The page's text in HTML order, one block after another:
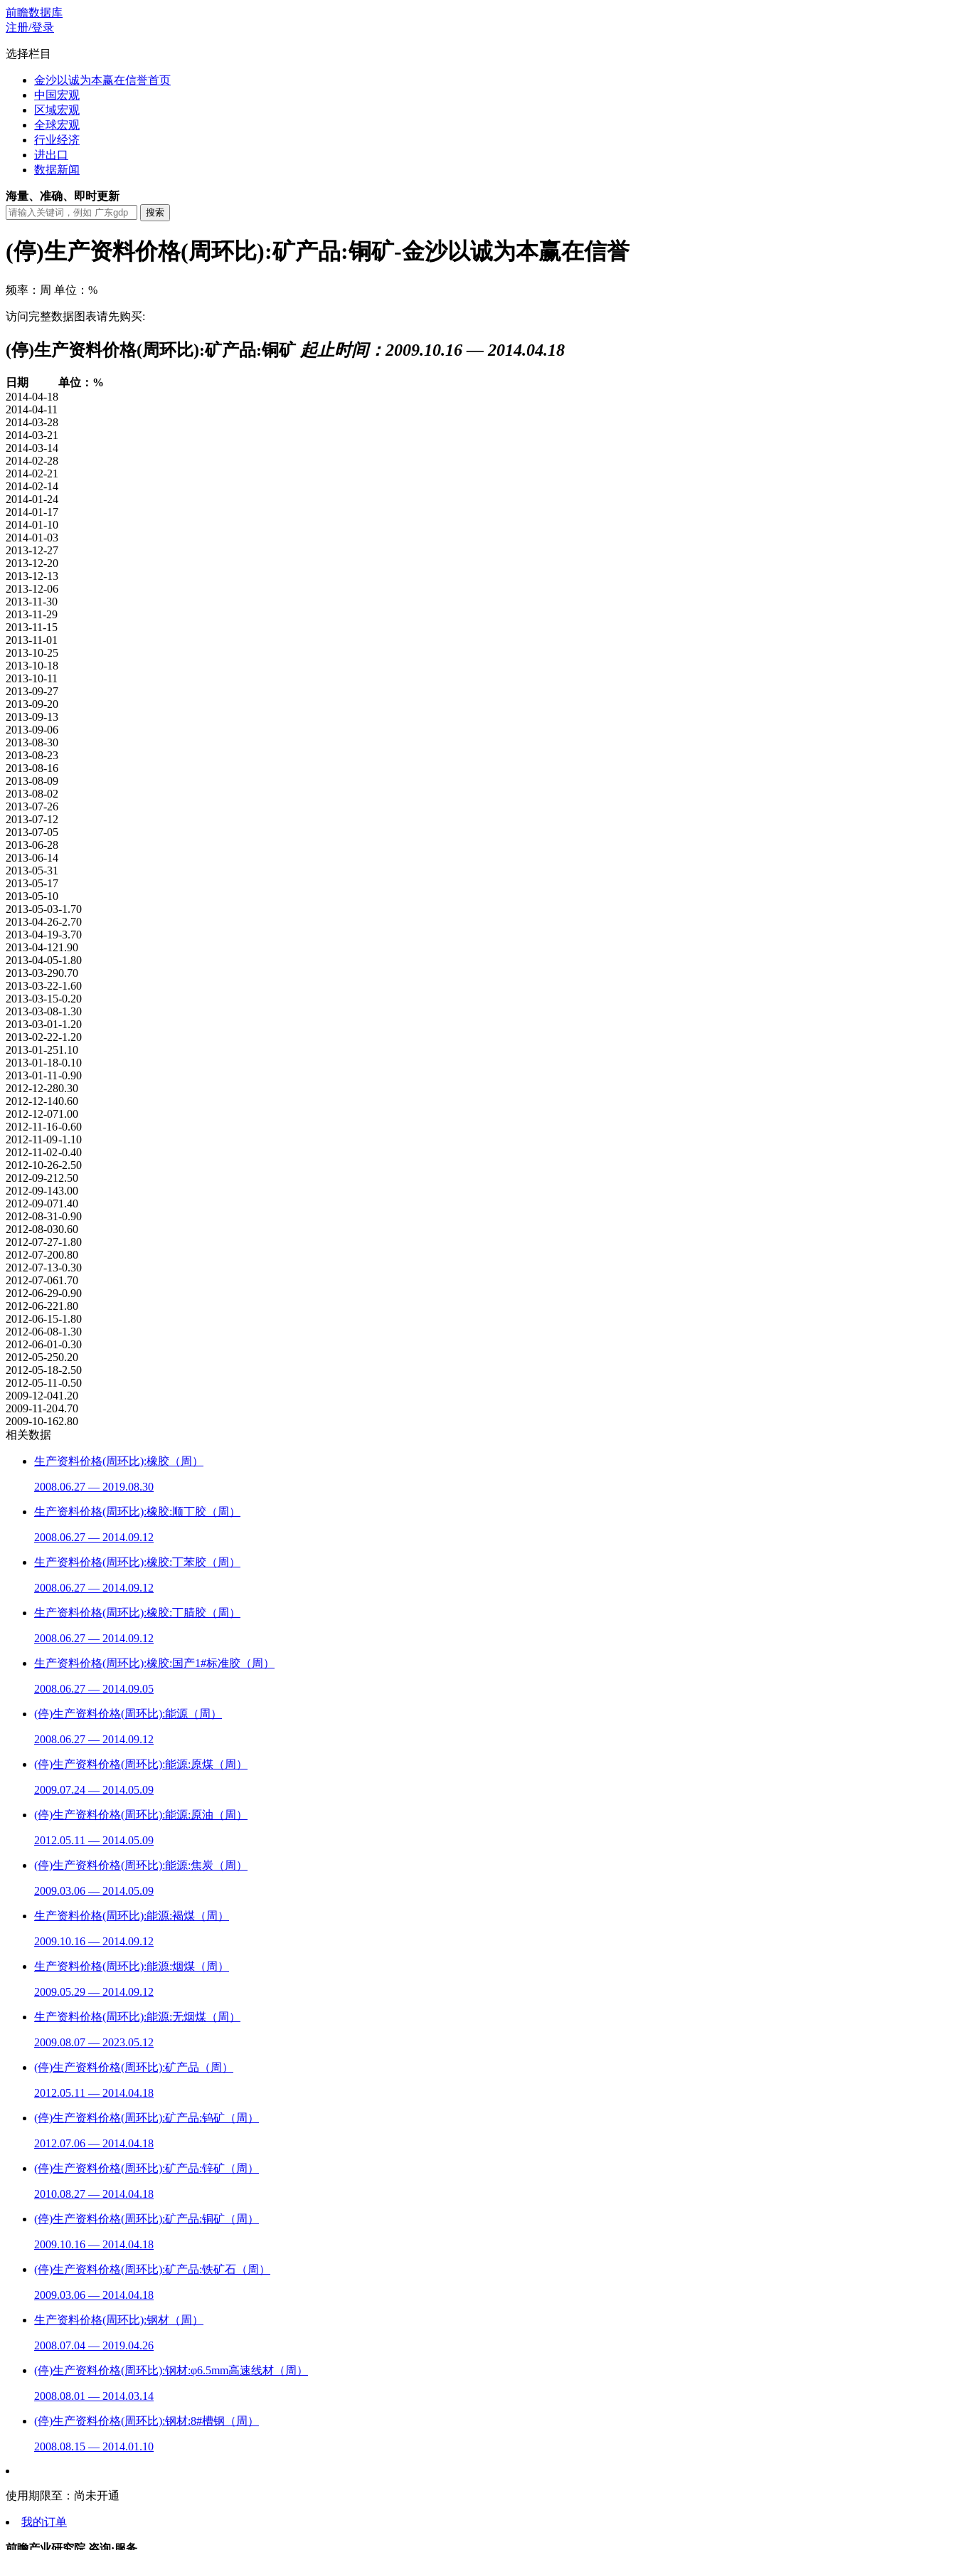
前瞻数据库
注册/登录
选择栏目
金沙以诚为本赢在信誉首页
中国宏观
区域宏观
全球宏观
行业经济
进出口
数据新闻
海量、准确、即时更新
(停)生产资料价格(周环比):矿产品:铜矿-金沙以诚为本赢在信誉
频率：周 单位：%
访问完整数据图表请先购买:
(停)生产资料价格(周环比):矿产品:铜矿 起止时间：2009.10.16 — 2014.04.18
日期
单位：%
2014-04-18
2014-04-11
2014-03-28
2014-03-21
2014-03-14
2014-02-28
2014-02-21
2014-02-14
2014-01-24
2014-01-17
2014-01-10
2014-01-03
2013-12-27
2013-12-20
2013-12-13
2013-12-06
2013-11-30
2013-11-29
2013-11-15
2013-11-01
2013-10-25
2013-10-18
2013-10-11
2013-09-27
2013-09-20
2013-09-13
2013-09-06
2013-08-30
2013-08-23
2013-08-16
2013-08-09
2013-08-02
2013-07-26
2013-07-12
2013-07-05
2013-06-28
2013-06-14
2013-05-31
2013-05-17
2013-05-10
2013-05-03-1.70
2013-04-26-2.70
2013-04-19-3.70
2013-04-121.90
2013-04-05-1.80
2013-03-290.70
2013-03-22-1.60
2013-03-15-0.20
2013-03-08-1.30
2013-03-01-1.20
2013-02-22-1.20
2013-01-251.10
2013-01-18-0.10
2013-01-11 -0.90
2012-12-280.30
2012-12-140.60
2012-12-071.00
2012-11-16-0.60
2012-11-09-1.10
2012-11-02-0.40
2012-10-26-2.50
2012-09-21 2.50
2012-09-143.00
2012-09-071.40
2012-08-31-0.90
2012-08-030.60
2012-07-27-1.80
2012-07-200.80
2012-07-13-0.30
2012-07-061.70
2012-06-29-0.90
2012-06-221.80
2012-06-15-1.80
2012-06-08-1.30
2012-06-01-0.30
2012-05-250.20
2012-05-18-2.50
2012-05-11 -0.50
2009-12-041.20
2009-11-204.70
2009-10-162.80
相关数据
生产资料价格(周环比):橡胶（周）
2008.06.27 — 2019.08.30
生产资料价格(周环比):橡胶:顺丁胶（周）
2008.06.27 — 2014.09.12
生产资料价格(周环比):橡胶:丁苯胶（周）
2008.06.27 — 2014.09.12
生产资料价格(周环比):橡胶:丁腈胶（周）
2008.06.27 — 2014.09.12
生产资料价格(周环比):橡胶:国产1#标准胶（周）
2008.06.27 — 2014.09.05
(停)生产资料价格(周环比):能源（周）
2008.06.27 — 2014.09.12
(停)生产资料价格(周环比):能源:原煤（周）
2009.07.24 — 2014.05.09
(停)生产资料价格(周环比):能源:原油（周）
2012.05.11 — 2014.05.09
(停)生产资料价格(周环比):能源:焦炭（周）
2009.03.06 — 2014.05.09
生产资料价格(周环比):能源:褐煤（周）
2009.10.16 — 2014.09.12
生产资料价格(周环比):能源:烟煤（周）
2009.05.29 — 2014.09.12
生产资料价格(周环比):能源:无烟煤（周）
2009.08.07 — 2023.05.12
(停)生产资料价格(周环比):矿产品（周）
2012.05.11 — 2014.04.18
(停)生产资料价格(周环比):矿产品:钨矿（周）
2012.07.06 — 2014.04.18
(停)生产资料价格(周环比):矿产品:锌矿（周）
2010.08.27 — 2014.04.18
(停)生产资料价格(周环比):矿产品:铜矿（周）
2009.10.16 — 2014.04.18
(停)生产资料价格(周环比):矿产品:铁矿石（周）
2009.03.06 — 2014.04.18
生产资料价格(周环比):钢材（周）
2008.07.04 — 2019.04.26
(停)生产资料价格(周环比):钢材:φ6.5mm高速线材（周）
2008.08.01 — 2014.03.14
(停)生产资料价格(周环比):钢材:8#槽钢（周）
2008.08.15 — 2014.01.10
使用期限至： 尚未开通
我的订单